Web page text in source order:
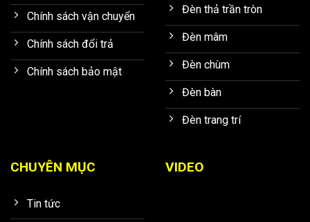
Chính sách vận chuyển
Chính sách đổi trả
Chính sách bảo mật
Đèn thả trần tròn
Đèn mâm
Đèn chùm
Đèn bàn
Đèn trang trí
CHUYÊN MỤC
Tin tức
VIDEO